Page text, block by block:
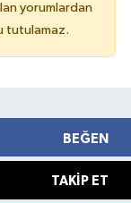
yorumlardan
tutulamaz.
BEĞEN
TAKIP ET